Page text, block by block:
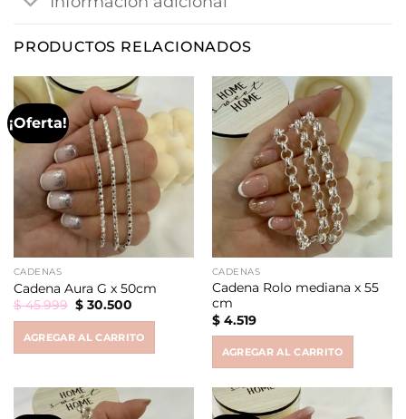
PRODUCTOS RELACIONADOS
¡Oferta!
CADENAS
Cadena Aura G x 50cm
$45.999 Original
price
$ 45.999.
$30.500Current
$ 30.500.
AGREGAR AL CARRITO
CADENAS
Cadena Rolo mediana x 55
cm
$4.519
AGREGAR AL CARRITO